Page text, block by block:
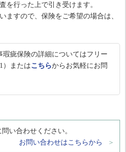
を行った上で引き受けます。
ますので、保険をご希望の場合は、
疵保険の詳細についてはフリー
）またはこちらからお気軽にお問
い合わせください。
お問い合わせはこちらから